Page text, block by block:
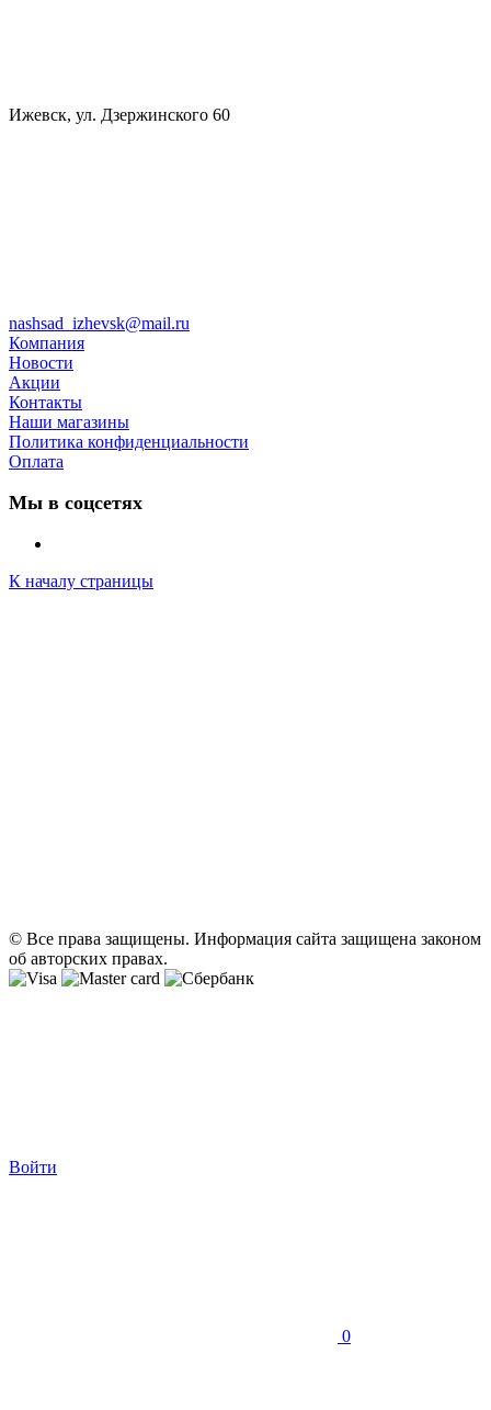
Ижевск, ул. Дзержинского 60
nashsad_izhevsk@mail.ru
Компания
Новости
Акции
Контакты
Наши магазины
Политика конфиденциальности
Оплата
Мы в соцсетях
К началу страницы
© Все права защищены. Информация сайта защищена законом
об авторских правах.
Войти
0